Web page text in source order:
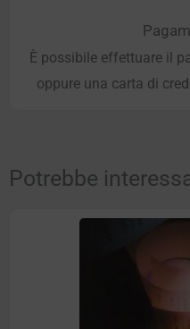
È possibile effettuare il
oppure una carta di
Potrebbe